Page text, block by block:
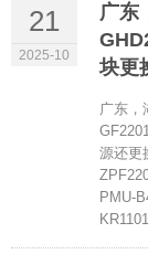
21
2025-10
广东
块更
广东，
源还更
PMU-